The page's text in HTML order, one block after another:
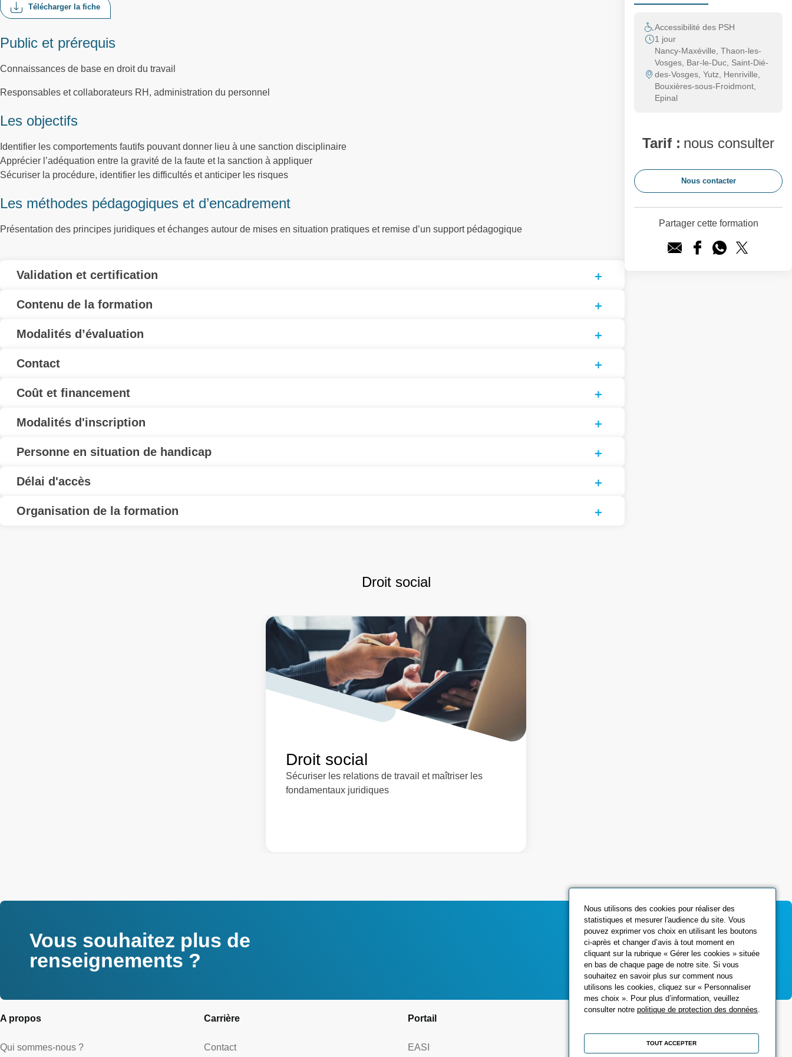
Télécharger la fiche
Public et prérequis
Connaissances de base en droit du travail
Responsables et collaborateurs RH, administration du personnel
Les objectifs
Identifier les comportements fautifs pouvant donner lieu à une sanction disciplinaire
Apprécier l’adéquation entre la gravité de la faute et la sanction à appliquer
Sécuriser la procédure, identifier les difficultés et anticiper les risques
Les méthodes pédagogiques et d’encadrement
Présentation des principes juridiques et échanges autour de mises en situation pratiques et remise d’un support pédagogique
Validation et certification
Contenu de la formation
Modalités d’évaluation
Contact
Coût et financement
Modalités d'inscription
Personne en situation de handicap
Délai d'accès
Organisation de la formation
Accessibilité des PSH
1 jour
Nancy-Maxéville, Thaon-les-
Vosges, Bar-le-Duc, Saint-Dié-
des-Vosges, Yutz, Henriville,
Bouxières-sous-Froidmont,
Epinal
Tarif : nous consulter
Nous contacter
Partager cette formation
Droit social
Droit social
Sécuriser les relations de travail et maîtriser les
fondamentaux juridiques
Vous souhaitez plus de
renseignements ?
Contactez-nous
A propos
Qui sommes-nous ?
Carrière
Contact
Portail
EASI
Nous utilisons des cookies pour réaliser des
statistiques et mesurer l'audience du site. Vous
pouvez exprimer vos choix en utilisant les boutons
ci-après et changer d’avis à tout moment en
cliquant sur la rubrique « Gérer les cookies » située
en bas de chaque page de notre site. Si vous
souhaitez en savoir plus sur comment nous
utilisons les cookies, cliquez sur « Personnaliser
mes choix ». Pour plus d’information, veuillez
consulter notrepolitique de protection des données.
TOUT ACCEPTER